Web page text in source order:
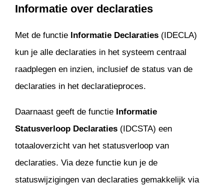
Informatie over declaraties
Met de functie Informatie Declaraties(IDECLA)
kun je alle declaraties in het systeem centraal
raadplegen en inzien, inclusief de status van de
declaraties in het declaratieproces.
Daarnaast geeft de functie Informatie
Statusverloop Declaraties(IDCSTA) een
totaaloverzicht van het statusverloop van
declaraties. Via deze functie kun je de
statuswijzigingen van declaraties gemakkelijk via